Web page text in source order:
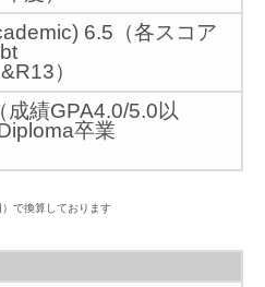
6.5（各スコア
）
成績GPA4.0/5.0以
卒業
で換算しております